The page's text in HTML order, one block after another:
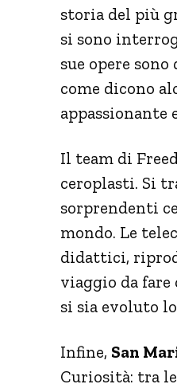
storia del più
si sono
sue opere
come dicono
appassionante
Il team di
ceroplasti. Si
sorprendenti
mondo. Le
didattici,
viaggio da
si sia evoluto
Infine, San
Curiosità: tra